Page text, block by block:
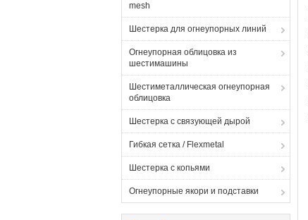
mesh
Шестерка для огнеупорных линий
Огнеупорная облицовка из
шестимашины
Шестиметаллическая огнеупорная
облицовка
Шестерка с связующей дырой
Гибкая сетка / Flexmetal
Шестерка с копьями
Огнеупорные якори и подставки